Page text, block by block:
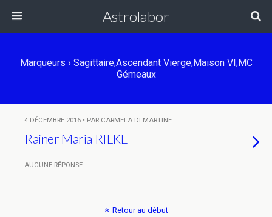
Astrolabor
Marqueurs › Sagittaire;Ascendant Vierge;Maison VI;MC
Gémeaux
4 DÉCEMBRE 2016 • PAR CARMELA DI MARTINE
Rainer Maria RILKE
AUCUNE RÉPONSE
Retour au début